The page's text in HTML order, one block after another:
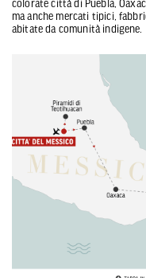
colorate città di Puebla,
ma anche mercati tipici,
abitate da comunità indigene.